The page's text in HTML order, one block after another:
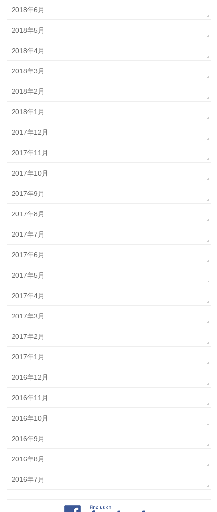
2018年6月
2018年5月
2018年4月
2018年3月
2018年2月
2018年1月
2017年12月
2017年11月
2017年10月
2017年9月
2017年8月
2017年7月
2017年6月
2017年5月
2017年4月
2017年3月
2017年2月
2017年1月
2016年12月
2016年11月
2016年10月
2016年9月
2016年8月
2016年7月